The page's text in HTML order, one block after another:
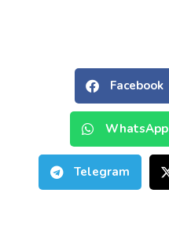
Facebook
WhatsApp
Telegram